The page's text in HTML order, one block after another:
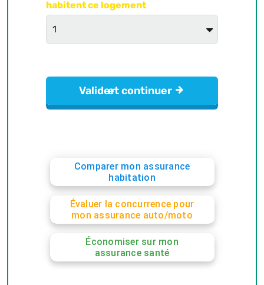
Comparer mon assurance
habitation
Évaluer la concurrence pour
mon assurance auto/moto
Économiser sur mon
assurance santé